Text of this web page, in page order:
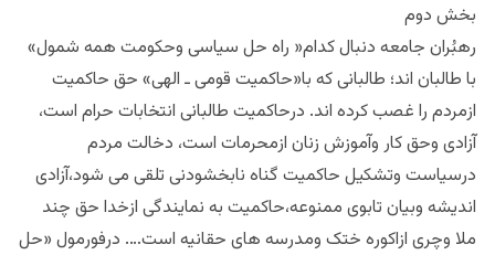
بخش دوم
رهبُران جامعه دنبال کدام« راه حل سیاسی وحکومت همه شمول»
با طالبان اند؛ طالبانی که با«حاکمیت قومی ـ الهی» حق حاکمیت
ازمردم را غصب کرده اند. درحاکمیت طالبانی انتخابات حرام است،
آزادی وحق کار وآموزش زنان ازمحرمات است، دخالت مردم
درسیاست وتشکیل حاکمیت گناه نابخشودنی تلقی می شود،آزادی
اندیشه وبیان تابوی ممنوعه،حاکمیت به نمایندگی ازخدا حق چند
ملا وچری ازاکوره ختک ومدرسه های حقانیه است…. درفورمول «حل